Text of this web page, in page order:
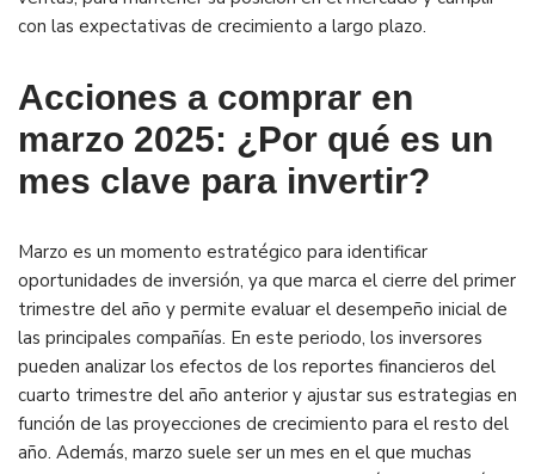
con las expectativas de crecimiento a largo plazo.
Acciones a comprar en
marzo 2025: ¿Por qué es un
mes clave para invertir?
Marzo es un momento estratégico para identificar
oportunidades de inversión, ya que marca el cierre del primer
trimestre del año y permite evaluar el desempeño inicial de
las principales compañías. En este periodo, los inversores
pueden analizar los efectos de los reportes financieros del
cuarto trimestre del año anterior y ajustar sus estrategias en
función de las proyecciones de crecimiento para el resto del
año. Además, marzo suele ser un mes en el que muchas